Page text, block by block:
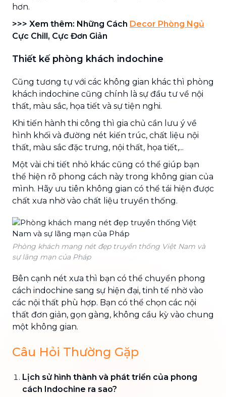
hơn.
>>> Xem thêm: Những Cách Decor Phòng Ngủ
Cực Chill, Cực Đơn Giản
Thiết kế phòng khách indochine
Cũng tương tự với các không gian khác thì phòng
khách indochine cũng chính là sự đầu tư về nội
thất, màu sắc, họa tiết và sự tiện nghi.
Khi tiến hành thi công thì gia chủ cần lưu ý về
hình khối và đường nét kiến trúc, chất liệu nội
thất, màu sắc đặc trưng, nội thất, họa tiết,...
Một vài chi tiết nhỏ khác cũng có thể giúp bạn
thể hiện rõ phong cách này trong không gian của
mình. Hãy ưu tiên không gian có thể tái hiện được
chất xưa nhờ vào chất liệu truyền thống.
Phòng khách mang nét đẹp truyền thống Việt Nam và
sự lãng mạn của Pháp
Bên cạnh nét xưa thì bạn có thể chuyển phong
cách indochine sang sự hiện đại, tinh tế nhờ vào
các nội thất phù hợp. Bạn có thể chọn các nội
thất đơn giản, gọn gàng, không cầu kỳ vào chung
một không gian.
Câu Hỏi Thường Gặp
Lịch sử hình thành và phát triển của phong
cách Indochine ra sao?